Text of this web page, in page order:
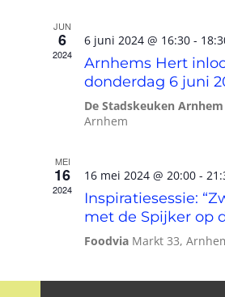
JUN
6
2024
6 juni 2024 @ 16:30 -
Arnhems Hert
donderdag 6 juni
De Stadskeuken Arnhem
Arnhem
MEI
16
2024
16 mei 2024 @ 20:00 -
Inspiratiesessie:
met de Spijker op
Foodvia Markt 33,